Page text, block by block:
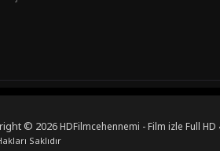
© 2026HDFilmcehennemi - Film izle Full HD
Saklıdır